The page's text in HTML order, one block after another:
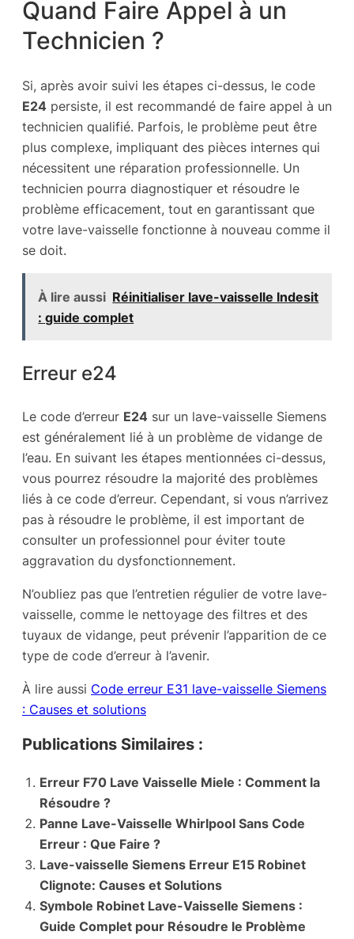
Quand Faire Appel à un
Technicien ?
Si, après avoir suivi les étapes ci-dessus, le code
E24 persiste, il est recommandé de faire appel à un
technicien qualifié. Parfois, le problème peut être
plus complexe, impliquant des pièces internes qui
nécessitent une réparation professionnelle. Un
technicien pourra diagnostiquer et résoudre le
problème efficacement, tout en garantissant que
votre lave-vaisselle fonctionne à nouveau comme il
se doit.
À lire aussi Réinitialiser lave-vaisselle Indesit
: guide complet
Erreur e24
Le code d’erreur E24 sur un lave-vaisselle Siemens
est généralement lié à un problème de vidange de
l’eau. En suivant les étapes mentionnées ci-dessus,
vous pourrez résoudre la majorité des problèmes
liés à ce code d’erreur. Cependant, si vous n’arrivez
pas à résoudre le problème, il est important de
consulter un professionnel pour éviter toute
aggravation du dysfonctionnement.
N’oubliez pas que l’entretien régulier de votre lave-
vaisselle, comme le nettoyage des filtres et des
tuyaux de vidange, peut prévenir l’apparition de ce
type de code d’erreur à l’avenir.
À lire aussi Code erreur E31 lave-vaisselle Siemens
: Causes et solutions
Publications Similaires :
Erreur F70 Lave Vaisselle Miele : Comment la
Résoudre ?
Panne Lave-Vaisselle Whirlpool Sans Code
Erreur : Que Faire ?
Lave-vaisselle Siemens Erreur E15 Robinet
Clignote: Causes et Solutions
Symbole Robinet Lave-Vaisselle Siemens :
Guide Complet pour Résoudre le Problème